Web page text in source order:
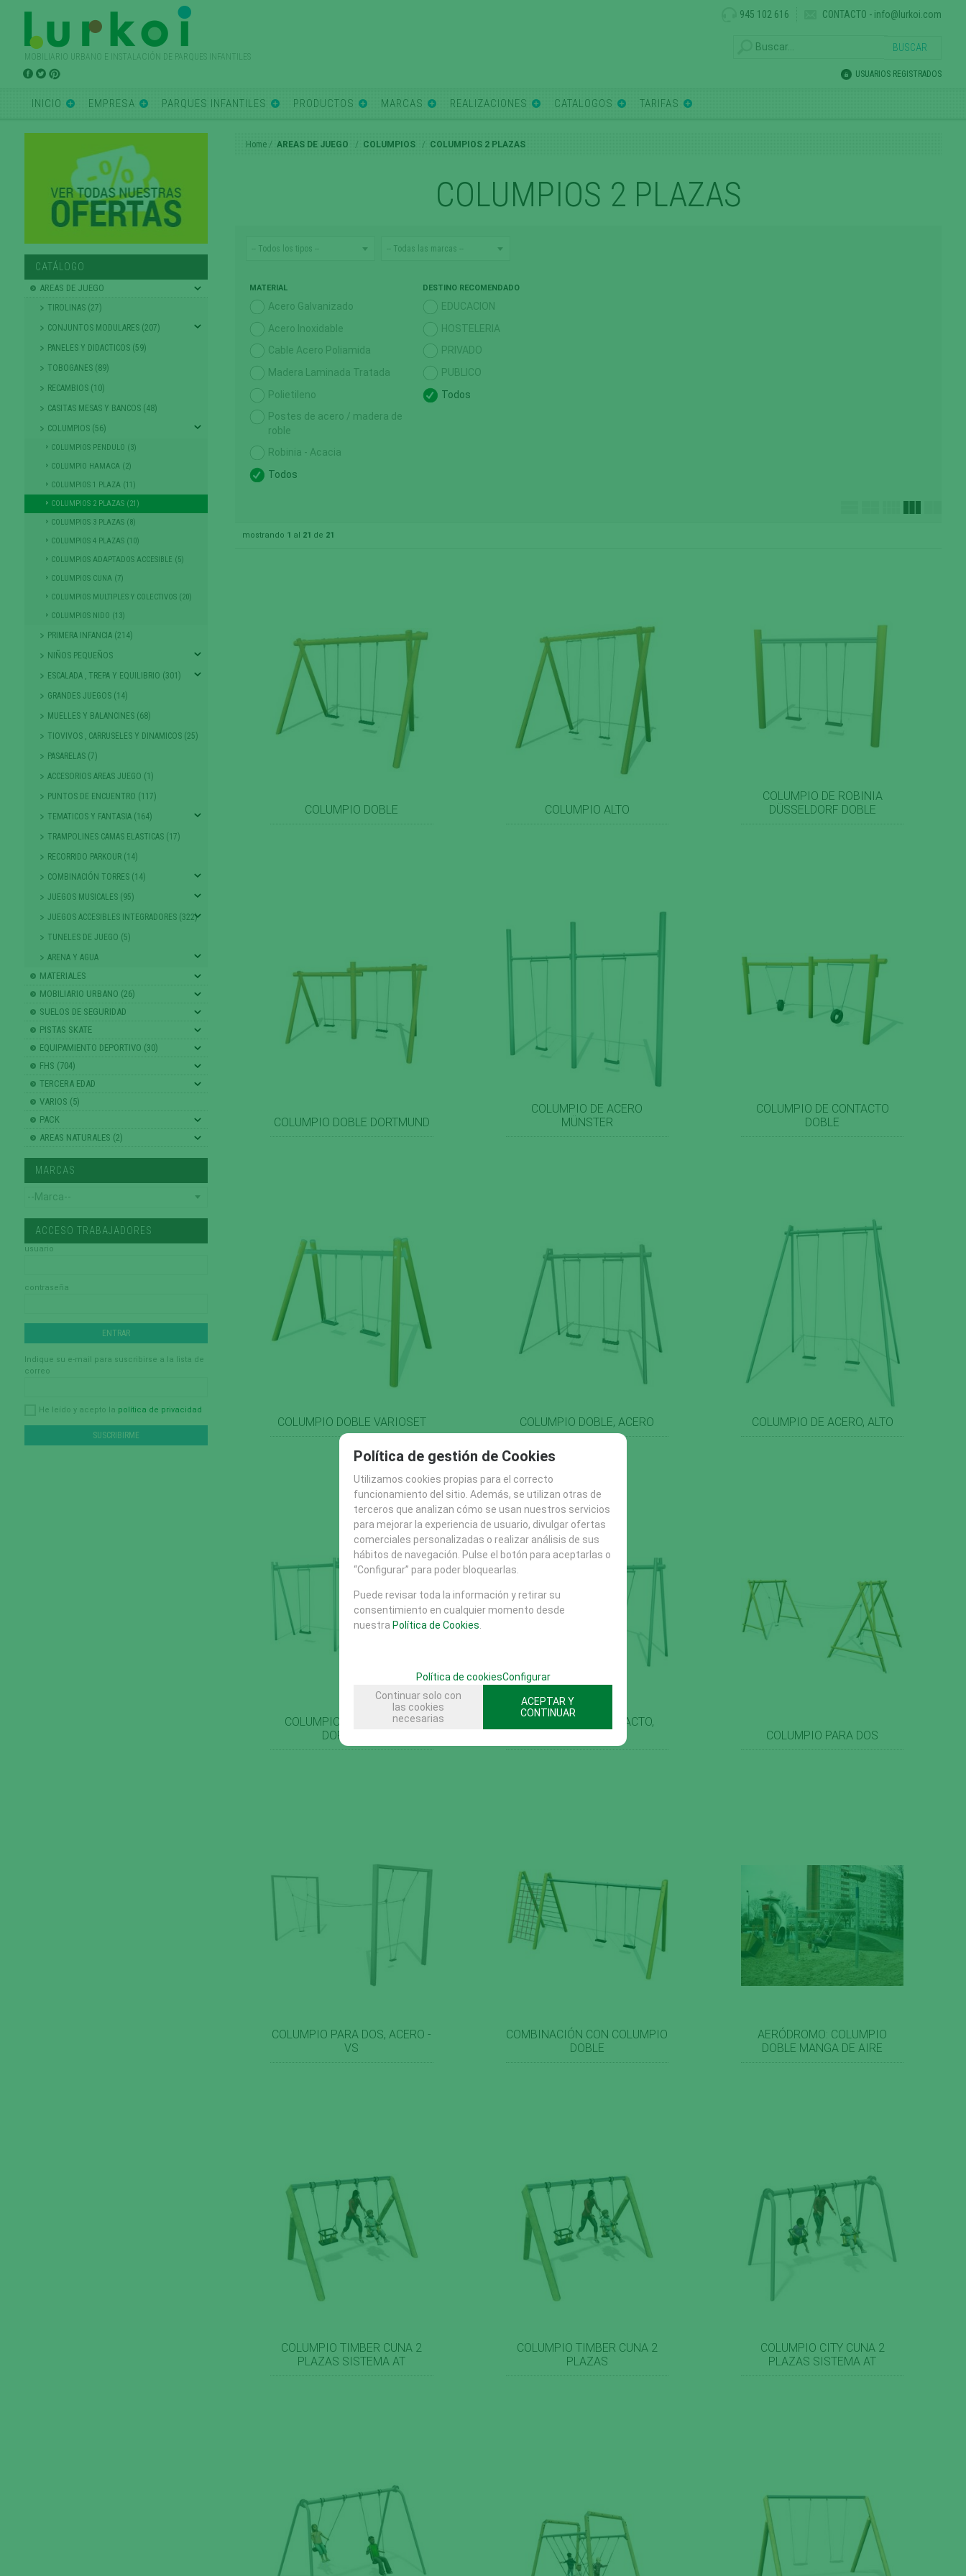
MOBILIARIO URBANO E INSTALACIÓN DE PARQUES INFANTILES
945 102 616 CONTACTO - info@lurkoi.com
USUARIOS REGISTRADOS
INICIO EMPRESA PARQUES INFANTILES PRODUCTOS MARCAS REALIZACIONES CATALOGOS TARIFAS
CATÁLOGO
AREAS DE JUEGO
TIROLINAS (27)
CONJUNTOS MODULARES (207)
PANELES Y DIDACTICOS (59)
TOBOGANES (89)
RECAMBIOS (10)
CASITAS MESAS Y BANCOS (48)
COLUMPIOS (56)
COLUMPIOS PENDULO (3)
COLUMPIO HAMACA (2)
COLUMPIOS 1 PLAZA (11)
COLUMPIOS 2 PLAZAS (21)
COLUMPIOS 3 PLAZAS (8)
COLUMPIOS 4 PLAZAS (10)
COLUMPIOS ADAPTADOS ACCESIBLE (5)
COLUMPIOS CUNA (7)
COLUMPIOS MULTIPLES Y COLECTIVOS (20)
COLUMPIOS NIDO (13)
PRIMERA INFANCIA (214)
NIÑOS PEQUEÑOS
ESCALADA , TREPA Y EQUILIBRIO (301)
GRANDES JUEGOS (14)
MUELLES Y BALANCINES (68)
TIOVIVOS , CARRUSELES Y DINAMICOS (25)
PASARELAS (7)
ACCESORIOS AREAS JUEGO (1)
PUNTOS DE ENCUENTRO (117)
TEMATICOS Y FANTASIA (164)
TRAMPOLINES CAMAS ELASTICAS (17)
RECORRIDO PARKOUR (14)
COMBINACIÓN TORRES (14)
JUEGOS MUSICALES (95)
JUEGOS ACCESIBLES INTEGRADORES (322)
TUNELES DE JUEGO (5)
ARENA Y AGUA
MATERIALES
MOBILIARIO URBANO (26)
SUELOS DE SEGURIDAD
PISTAS SKATE
EQUIPAMIENTO DEPORTIVO (30)
FHS (704)
TERCERA EDAD
VARIOS (5)
PACK
AREAS NATURALES (2)
MARCAS
ACCESO TRABAJADORES
usuario
contraseña
Indique su e-mail para suscribirse a la lista de
correo
He leído y acepto la política de privacidad
Home AREAS DE JUEGO COLUMPIOS COLUMPIOS 2 PLAZAS
COLUMPIOS 2 PLAZAS
MATERIAL
Acero Galvanizado
Acero Inoxidable
Cable Acero Poliamida
Madera Laminada Tratada
Polietileno
Postes de acero / madera de
roble
Robinia - Acacia
Todos
DESTINO RECOMENDADO
EDUCACION
HOSTELERIA
PRIVADO
PUBLICO
Todos
mostrando 1 al 21 de 21
COLUMPIO DOBLE COLUMPIO ALTO
COLUMPIO DE ROBINIA
DÜSSELDORF DOBLE
COLUMPIO DOBLE DORTMUND
COLUMPIO DE ACERO
MÜNSTER
COLUMPIO DE CONTACTO
DOBLE
COLUMPIO DOBLE VARIOSET COLUMPIO DOBLE, ACERO COLUMPIO DE ACERO, ALTO
COLUMPIO DOBLE, ACERO
DORTMUND
COLUMPIO DE CONTACTO,
COLUMPIO PARA DOS
COLUMPIO PARA DOS, ACERO -
VS
COMBINACIÓN CON COLUMPIO
DOBLE
AERÓDROMO: COLUMPIO
DOBLE MANGA DE AIRE
COLUMPIO TIMBER CUNA 2
PLAZAS SISTEMA AT
COLUMPIO TIMBER CUNA 2
PLAZAS
COLUMPIO CITY CUNA 2
PLAZAS SISTEMA AT
Política de gestión de Cookies
Utilizamos cookies propias para el correcto
funcionamiento del sitio. Además, se utilizan otras de
terceros que analizan cómo se usan nuestros servicios
para mejorar la experiencia de usuario, divulgar ofertas
comerciales personalizadas o realizar análisis de sus
hábitos de navegación. Pulse el botón para aceptarlas o
“Configurar” para poder bloquearlas.
Puede revisar toda la información y retirar su
consentimiento en cualquier momento desde
nuestra Política de Cookies
Política de cookiesConfigurar
Continuar solo con
las cookies
necesarias
ACEPTAR Y
CONTINUAR